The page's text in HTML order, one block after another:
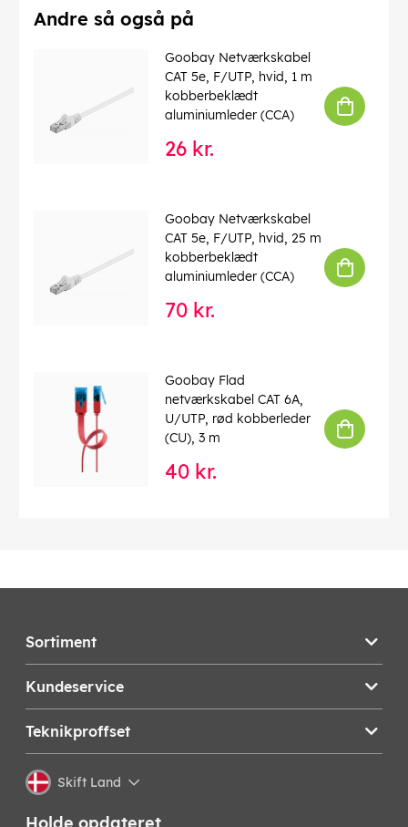
Farveversion : Hvid
Brandklasse (CPR) : Eca
: 1 stk. kabelring
4040849677441
Andre så også på
Goobay Netværkskabel
CAT 5e, F/UTP, hvid, 1 m
kobberbeklædt
aluminiumleder (CCA)
26 kr.
Goobay Netværkskabel
CAT 5e, F/UTP, hvid, 25 m
kobberbeklædt
aluminiumleder (CCA)
70 kr.
Goobay Flad
netværkskabel CAT 6A,
U/UTP, rød kobberleder
(CU), 3 m
40 kr.
Sortiment
Kundeservice
Teknikproffset
Skift Land